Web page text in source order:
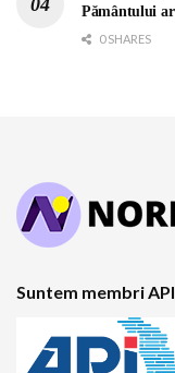
Pământului
0 SHARES
Suntem membri API